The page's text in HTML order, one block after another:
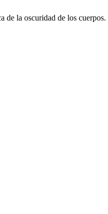
de la oscuridad de los cuerpos.